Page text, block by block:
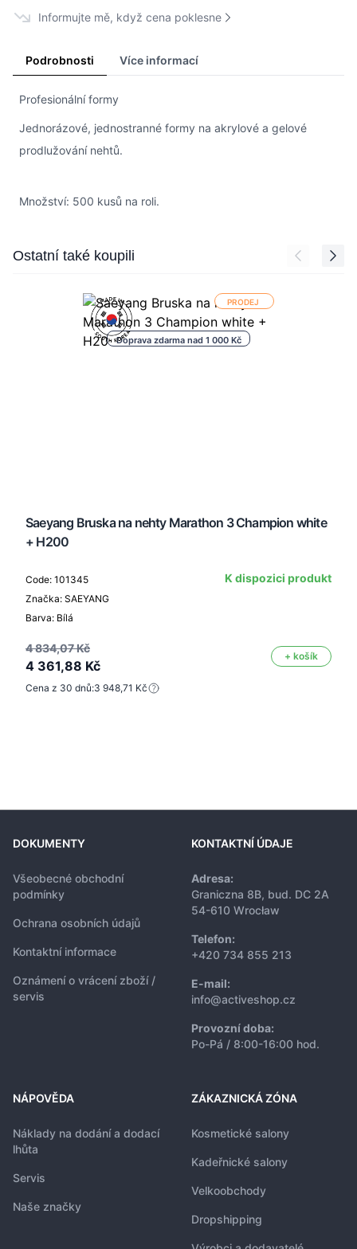
Informujte mě, když cena poklesne
Podrobnosti Více informací
Profesionální formy
Jednorázové, jednostranné formy na akrylové a gelové
prodlužování nehtů.
Množství: 500 kusů na roli.
Press to skip carousel
Ostatní také koupili
PRODEJ
Doprava zdarma nad 1 000 Kč
Saeyang Bruska na nehty Marathon 3 Champion white
+ H200
Code: 101345
Značka: SAEYANG
Barva: Bílá
K dispozici produkt
4 834,07 Kč
4 361,88 Kč
+ košík
Cena z 30 dnů:3 948,71 Kč
DOKUMENTY
Všeobecné obchodní
podmínky
Ochrana osobních údajů
Kontaktní informace
Oznámení o vrácení zboží /
servis
KONTAKTNÍ ÚDAJE
Adresa:
Graniczna 8B, bud. DC 2A
54-610 Wrocław
Telefon:
+420 734 855 213
E-mail:
info@activeshop.cz
Provozní doba:
Po-Pá / 8:00-16:00 hod.
NÁPOVĚDA
Náklady na dodání a dodací
lhůta
Servis
Naše značky
ZÁKAZNICKÁ ZÓNA
Kosmetické salony
Kadeřnické salony
Velkoobchody
Dropshipping